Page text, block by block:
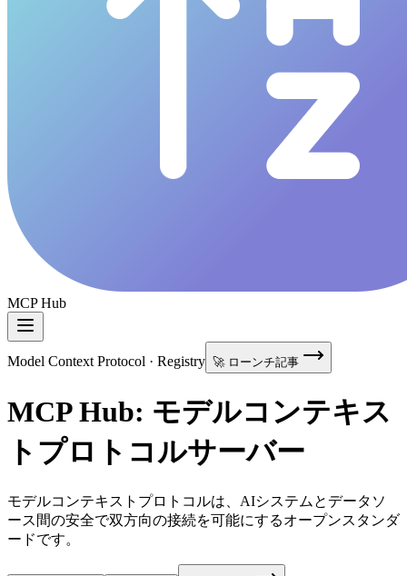
MCP Hub
Model Context Protocol · Registry 🚀 ローンチ記事
MCP Hub: モデルコンテキス
トプロトコルサーバー
モデルコンテキストプロトコルは、AIシステムとデータソ
ース間の安全で双方向の接続を可能にするオープンスタンダ
ードです。